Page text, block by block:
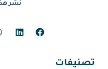
نشر
تصنيفات